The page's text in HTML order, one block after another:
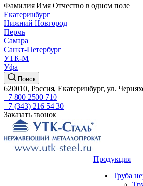
Фамилия Имя Отчество в одном поле
Екатеринбург
Нижний Новгород
Пермь
Самара
Санкт-Петербург
УТК-М
Уфа
Поиск
620010, Россия, Екатеринбург, ул.
+7 800 2500 710
+7 (343) 216 54 30
Заказать звонок
Продукция
Труба